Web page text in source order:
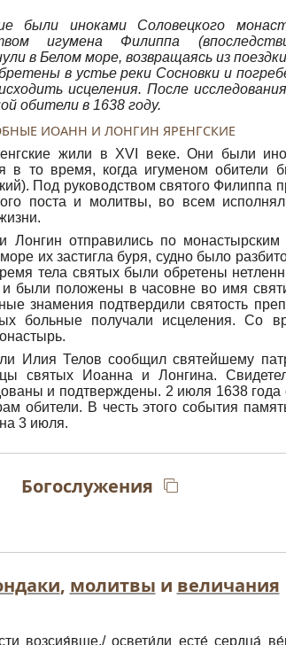
были иноками Соловецкого
игумена Филиппа
в Белом море, возвращаясь из
в устье реки Сосновки и
исцеления. После
обители в 1638 году.
ИОАНН И ЛОНГИН ЯРЕНГСКИЕ
жили в XVI веке. Они были
в то время, когда игуменом обители
Под руководством святого Филиппа
поста и молитвы, во всем
отправились по
их застигла буря, судно было
тела святых были обретены
и были положены в часовне во имя
знамения подтвердили святость
больные получали исцеления. Со
Илия Телов сообщил святейшему
святых Иоанна и Лонгина.
и подтверждены. 2 июля 1638
обители. В честь этого события
3 июля.
Богослужения
, молитвы и величания
возсия́вше,/ освети́ли есте́ сердца́